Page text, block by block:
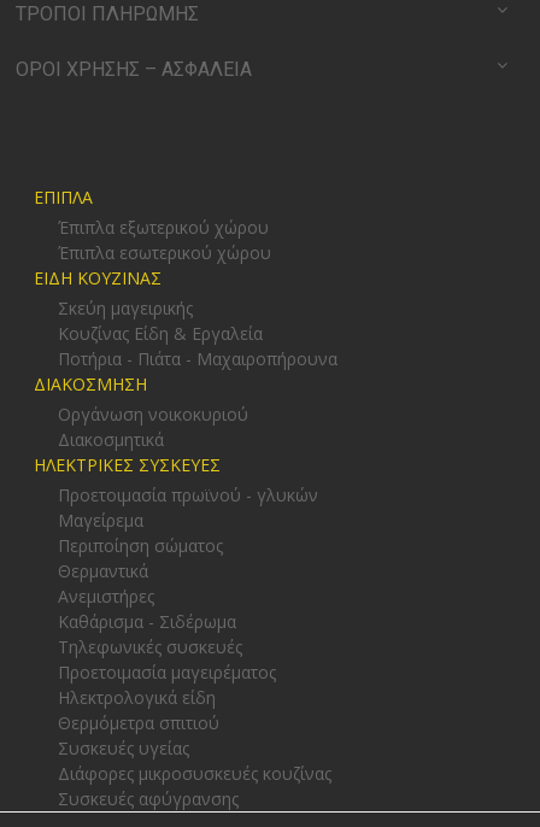
ΤΡΟΠΟΙ ΠΛΗΡΩΜΗΣ
ΟΡΟΙ ΧΡΗΣΗΣ – ΑΣΦΑΛΕΙΑ
ΕΠΙΠΛΑ
Έπιπλα εξωτερικού χώρου
Έπιπλα εσωτερικού χώρου
ΕΙΔΗ ΚΟΥΖΙΝΑΣ
Σκεύη μαγειρικής
Κουζίνας Είδη & Εργαλεία
Ποτήρια - Πιάτα - Μαχαιροπήρουνα
ΔΙΑΚΟΣΜΗΣΗ
Οργάνωση νοικοκυριού
Διακοσμητικά
ΗΛΕΚΤΡΙΚΕΣ ΣΥΣΚΕΥΕΣ
Προετοιμασία πρωϊνού - γλυκών
Μαγείρεμα
Περιποίηση σώματος
Θερμαντικά
Ανεμιστήρες
Καθάρισμα - Σιδέρωμα
Τηλεφωνικές συσκευές
Προετοιμασία μαγειρέματος
Ηλεκτρολογικά είδη
Θερμόμετρα σπιτιού
Συσκευές υγείας
Διάφορες μικροσυσκευές κουζίνας
Συσκευές αφύγρανσης